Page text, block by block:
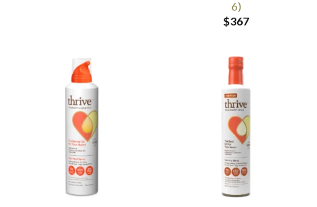
6)
$367